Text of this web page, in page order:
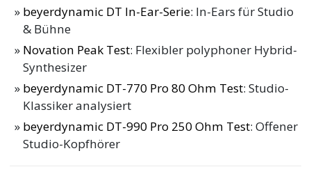
beyerdynamic DT In-Ear-Serie: In-Ears für Studio
& Bühne
Novation Peak Test: Flexibler polyphoner Hybrid-
Synthesizer
beyerdynamic DT-770 Pro 80 Ohm Test: Studio-
Klassiker analysiert
beyerdynamic DT-990 Pro 250 Ohm Test: Offener
Studio-Kopfhörer